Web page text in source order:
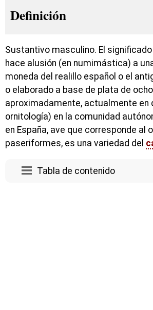
Definición
Sustantivo masculino. El
hace alusión (en numimástica) a
moneda del realillo español o el
o elaborado a base de plata de
aproximadamente, actualmente en
ornitología) en la comunidad
en España, ave que corresponde al
paseriformes, es una variedad del
Tabla de contenido